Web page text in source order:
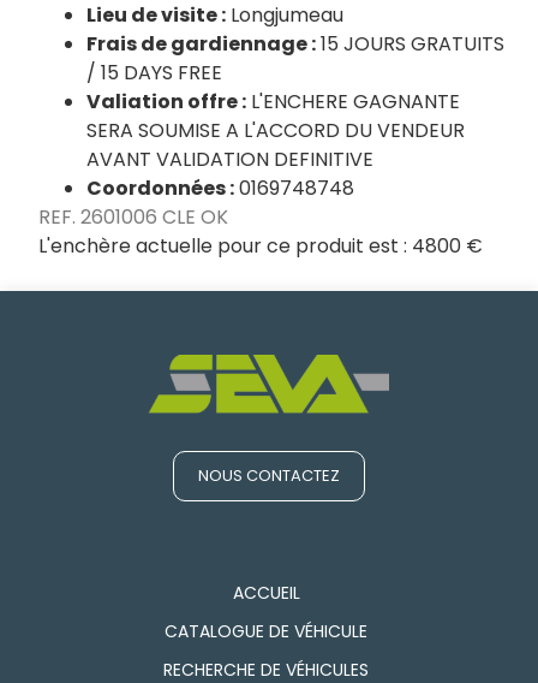
Lieu de visite : Longjumeau
Frais de gardiennage :15 JOURS GRATUITS
/ 15 DAYS FREE
Valiation offre : L'ENCHERE GAGNANTE
SERA SOUMISE A L'ACCORD DU VENDEUR
AVANT VALIDATION DEFINITIVE
Coordonnées :0169748748
REF. 2601006 CLE OK
L'enchère actuelle pour ce produit est : 4800 €
NOUS CONTACTEZ
ACCUEIL
CATALOGUE DE VÉHICULE
RECHERCHE DE VÉHICULES